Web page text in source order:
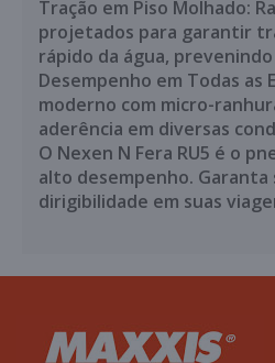
Tração em Piso Molhado:
projetados para garantir
rápido da água,
Desempenho em Todas as
moderno com micro-
aderência em diversas
O Nexen N Fera RU5 é o
alto desempenho. Garanta
dirigibilidade em suas